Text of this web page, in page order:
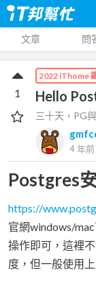
文章 問
2022 iThome
Hello
三十天，PG
4 年前
1
Postgres
https://
官網windows/
操作即可，這裡
度，但一般使用